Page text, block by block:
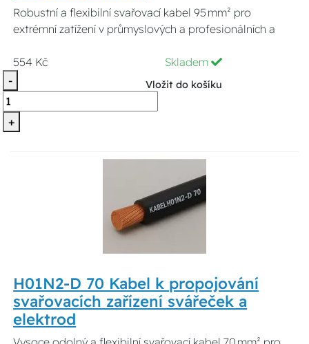
Robustní a flexibilní svařovací kabel 95 mm² pro
extrémní zatížení v průmyslových a profesionálních a
554 Kč
Skladem
-
+
Vložit do košíku
H01N2-D 70 Kabel k propojování
svařovacích zařízení svářeček a
elektrod